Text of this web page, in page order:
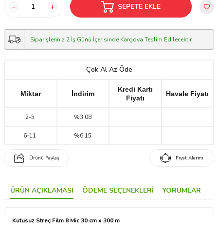
SEPETE EKLE
Siparişleriniz 2 İş Günü İçerisinde Kargoya Teslim Edilecektir
Çok Al Az Öde
Miktar İndirim
Kredi Kartı
Fiyatı
Havale Fiyatı
2-5 %3.08
6-11 %6.15
Ürünü Paylaş Fiyat Alarmı
ÜRÜN AÇIKLAMASI ÖDEME SEÇENEKLERI YORUMLAR
Kutusuz Streç Film 8 Mic 30 cm x 300 m